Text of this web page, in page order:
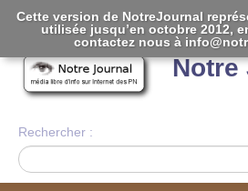
Notre
Rechercher :
Cette version de NotreJournal
utilisée jusqu’en octobre 2012,
contactez nous à